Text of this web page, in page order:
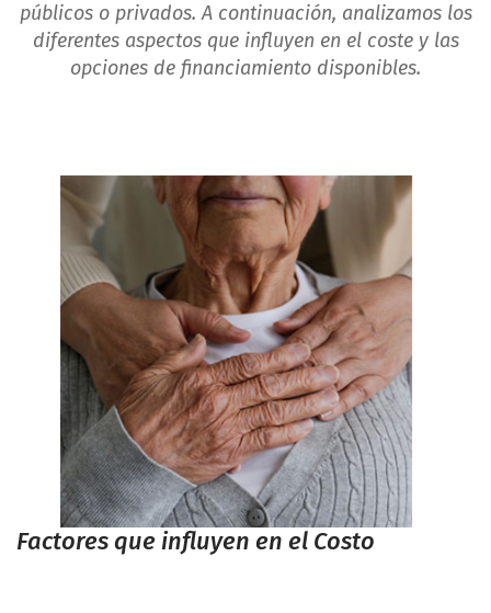
públicos o privados. A continuación, analizamos los
diferentes aspectos que influyen en el coste y las
opciones de financiamiento disponibles.
Factores que influyen en el Costo